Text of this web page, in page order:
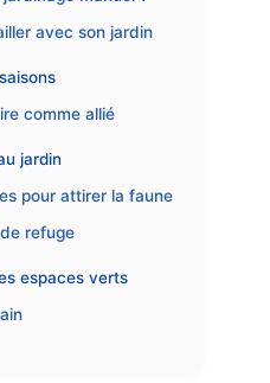
avec son jardin
comme allié
jardin
pour attirer la faune
refuge
espaces verts